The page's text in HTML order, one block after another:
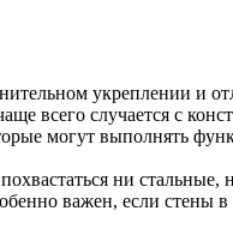
укреплении и
всего случается с
могут выполнять
ни стальные,
важен, если стены